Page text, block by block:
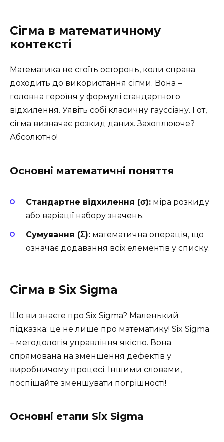
Сігма в математичному
контексті
Математика не стоїть осторонь, коли справа
доходить до використання сігми. Вона –
головна героїня у формулі стандартного
відхилення. Уявіть собі класичну гауссіану. І от,
сігма визначає розкид даних. Захоплююче?
Абсолютно!
Основні математичні поняття
Стандартне відхилення (σ): міра розкиду
або варіації набору значень.
Сумування (Σ): математична операція, що
означає додавання всіх елементів у списку.
Сігма в Six Sigma
Що ви знаєте про Six Sigma? Маленький
підказка: це не лише про математику! Six Sigma
– методологія управління якістю. Вона
спрямована на зменшення дефектів у
виробничому процесі. Іншими словами,
поспішайте зменшувати погрішності!
Основні етапи Six Sigma